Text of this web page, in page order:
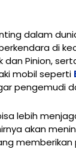
dalam
di
Pinion,
mobil seperti
pengemudi
lebih
akan